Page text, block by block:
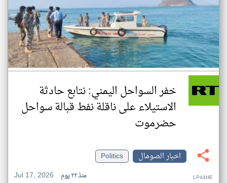
خفر السواحل اليمني: نتابع حادثة
الاستيلاء على ناقلة نفط قبالة سواحل
حضرموت
اخبار الصومال
Politics
Jul 17, 2026
منذ ٢٢ يوم LP44HE